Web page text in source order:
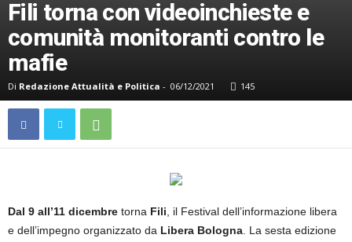
Fili torna con videoinchieste e
comunità monitoranti contro le
mafie
Di Redazione Attualità e Politica - 06/12/2021 145
Dal 9 all’11 dicembre torna Fili , il Festival dell’informazione libera
e dell’impegno organizzato da Libera Bologna . La sesta edizione